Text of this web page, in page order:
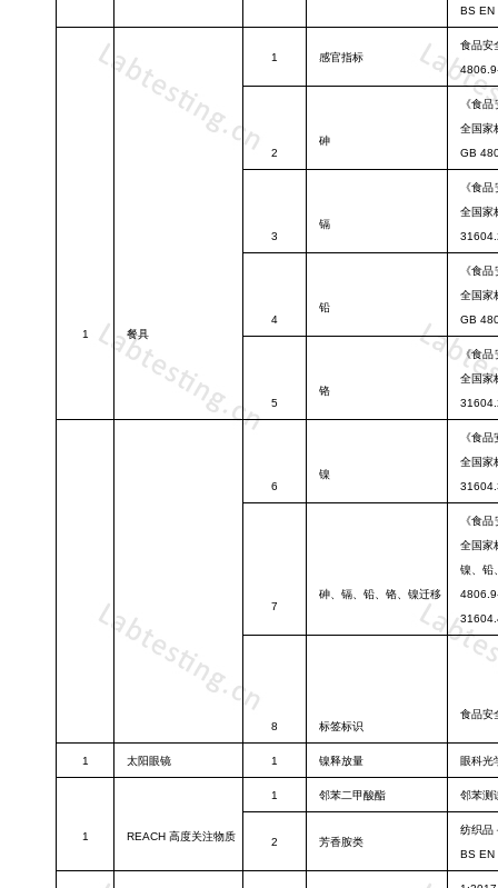
BS
1 餐具
1 感官指标
食品安
2
砷
《食
全国家
GB
3
镉
《食
全国家
4
铅
《食
全国家
GB
5
铬
《食品
全国家
6
镍
《食
全国家
7
砷、镉、铅、铬、镍迁移
《食
全国家
镍、铅
8 标签标识
食品安
1 太阳眼镜 1 镍释放量 眼科光
1 REACH 高度关注物质
1 邻苯二甲酸酯 邻苯测
2 芳香胺类
纺织品
BS EN